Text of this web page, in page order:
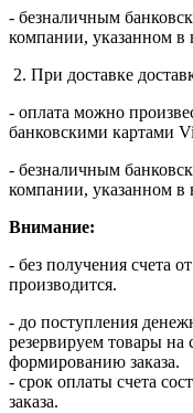
- безналичным
компании, указанном в
2. При доставке
- оплата можно
банковскими картами
- безналичным
компании, указанном в
Внимание:
- без получения счета
производится.
- до поступления
резервируем товары на
формированию заказа.
- срок оплаты счета
заказа.